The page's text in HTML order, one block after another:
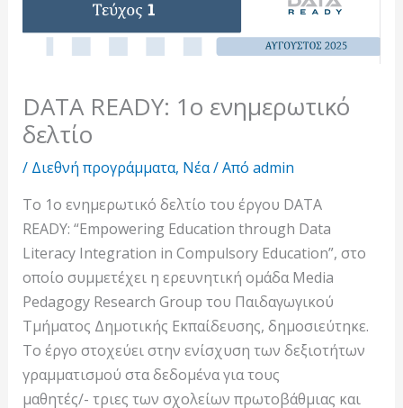
DATA READY: 1ο ενημερωτικό
δελτίο
/ Διεθνή προγράμματα, Νέα/ Από admin
To 1o ενημερωτικό δελτίο του έργου DATA
READY: “Empowering Education through Data
Literacy Integration in Compulsory Education”, στο
οποίο συμμετέχει η ερευνητική ομάδα Media
Pedagogy Research Group του Παιδαγωγικού
Τμήματος Δημοτικής Εκπαίδευσης, δημοσιεύτηκε.
Το έργο στοχεύει στην ενίσχυση των δεξιοτήτων
γραμματισμού στα δεδομένα για τους
μαθητές/- τριες των σχολείων πρωτοβάθμιας και